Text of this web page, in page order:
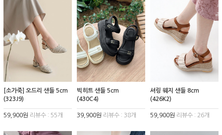
[소가죽] 오드리 샌들 5cm
(323J9)
59,900원 리뷰수 : 55개
빅히트 샌들 5cm
(430C4)
39,900원 리뷰수 : 38개
셔링 웨지 샌들 8cm
(426K2)
59,900원 리뷰수 : 26개